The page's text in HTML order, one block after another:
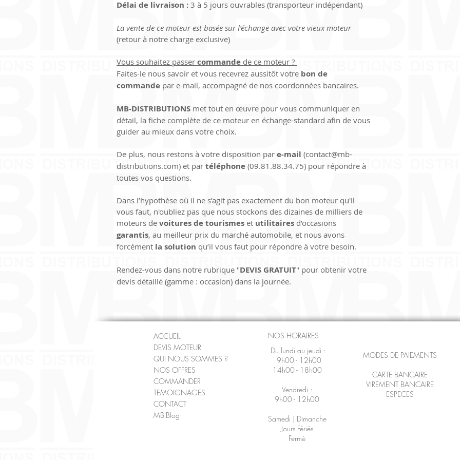
Délai de livraison : 3 à 5 jours ouvrables (transporteur indépendant)
La vente de ce moteur est basée sur l’échange avec votre vieux moteur
(retour à notre charge exclusive)
Vous souhaitez passer commande de ce moteur ?
Faites-le nous savoir et vous recevrez aussitôt votre bon de
commande par e-mail, accompagné de nos coordonnées bancaires.
MB-DISTRIBUTIONS met tout en œuvre pour vous communiquer en
détail, la fiche complète de ce moteur en échange-standard afin de vous
guider au mieux dans votre choix.
De plus, nous restons à votre disposition par e-mail (contact@mb-
distributions.com) et par téléphone (09.81.88.34.75) pour répondre à
toutes vos questions.
Dans l’hypothèse où il ne s’agit pas exactement du bon moteur qu'il
vous faut, n'oubliez pas que nous stockons des dizaines de milliers de
moteurs de voitures de tourismes et utilitaires d’occasions
garantis, au meilleur prix du marché automobile, et nous avons
forcément la solution qu’il vous faut pour répondre à votre besoin.
Rendez-vous dans notre rubrique "DEVIS GRATUIT" pour obtenir votre
devis détaillé (gamme : occasion) dans la journée.
ACCUEIL
DEVIS MOTEUR
QUI NOUS SOMMES ?
NOS OFFRES
COMMANDER
TEMOIGNAGES
CONTACT
MB'Blog
NOS HORAIRES
Du lundi au jeudi :
9h00 - 12h00
14h00 - 18h00
Vendredi :
9h00 - 12h00
Samedi | Dimanche
Jours Fériés
Fermé
MODES DE PAIEMENTS
CARTE BANCAIRE
VIREMENT BANCAIRE
ESPECES